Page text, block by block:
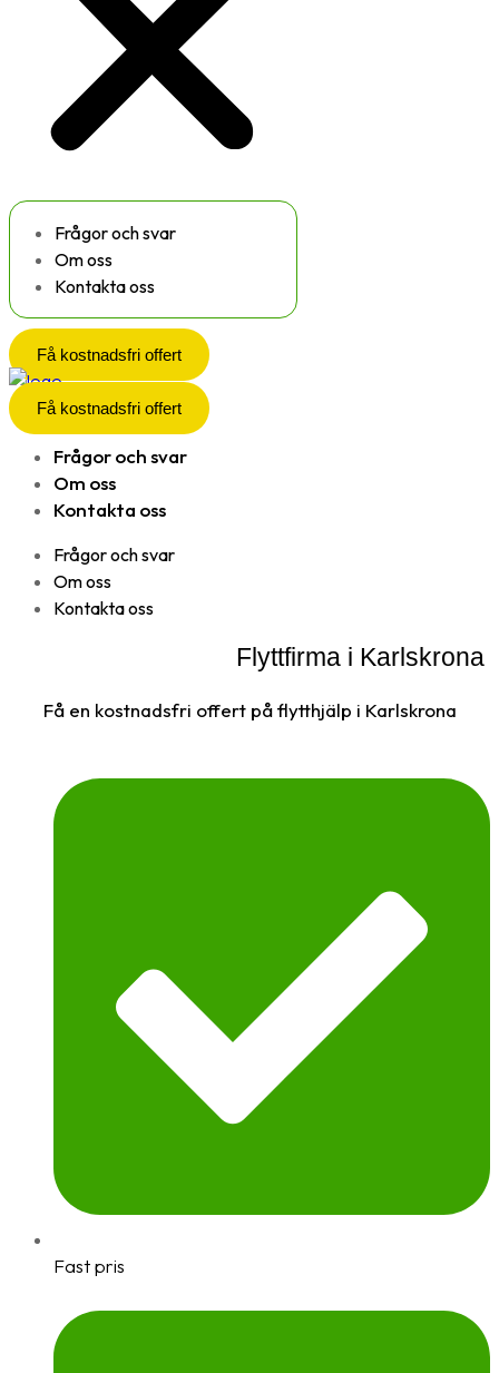
Frågor och svar
Om oss
Kontakta oss
Få kostnadsfri offert
Få kostnadsfri offert
Frågor och svar
Om oss
Kontakta oss
Frågor och svar
Om oss
Kontakta oss
Flyttfirma i Karlskrona
Få en kostnadsfri offert på flytthjälp i Karlskrona
Fast pris